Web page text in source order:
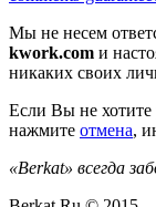
Мы не несем
kwork.com и
никаких своих
Если Вы не хотите
нажмите отмена,
«Berkat» всегда